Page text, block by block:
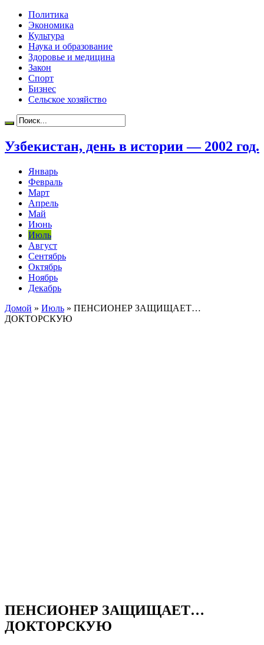
Политика
Экономика
Культура
Наука и образование
Здоровье и медицина
Закон
Спорт
Бизнес
Сельское хозяйство
Узбекистан, день в истории — 2002 год.
Январь
Февраль
Март
Апрель
Май
Июнь
Июль
Август
Сентябрь
Октябрь
Ноябрь
Декабрь
Домой » Июль » ПЕНСИОНЕР ЗАЩИЩАЕТ…
ДОКТОРСКУЮ
ПЕНСИОНЕР ЗАЩИЩАЕТ…
ДОКТОРСКУЮ